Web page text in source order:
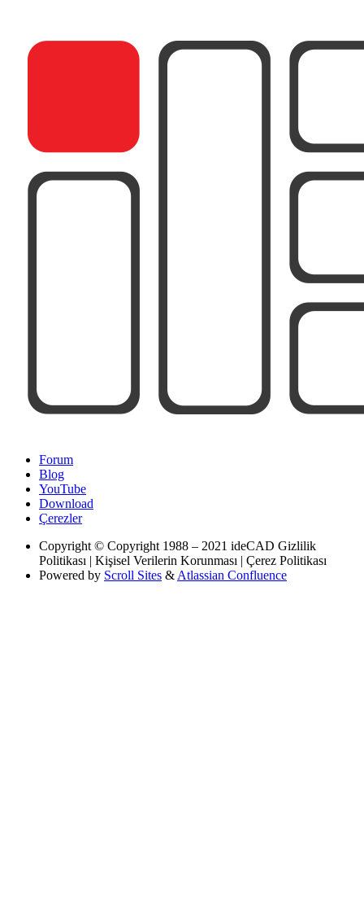
Forum
Blog
YouTube
Download
Çerezler
Copyright © Copyright 1988 – 2021 ideCAD Gizlilik
Politikası | Kişisel Verilerin Korunması | Çerez Politikası
Powered by Scroll Sites & Atlassian Confluence